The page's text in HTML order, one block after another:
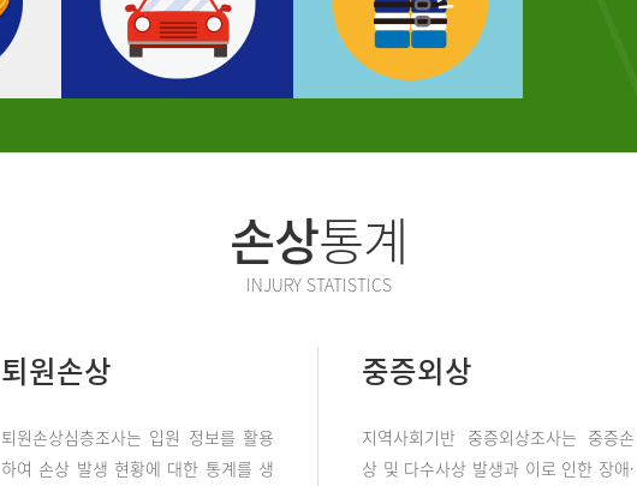
손상통계
INJURY STATISTICS
퇴원손상
퇴원손상심층조사는 입원 정보를 활용
하여 손상 발생 현황에 대한 통계를 생
중증외상
지역사회기반 중증외상조사는 중증손
상 및 다수사상 발생과 이로 인한 장애·